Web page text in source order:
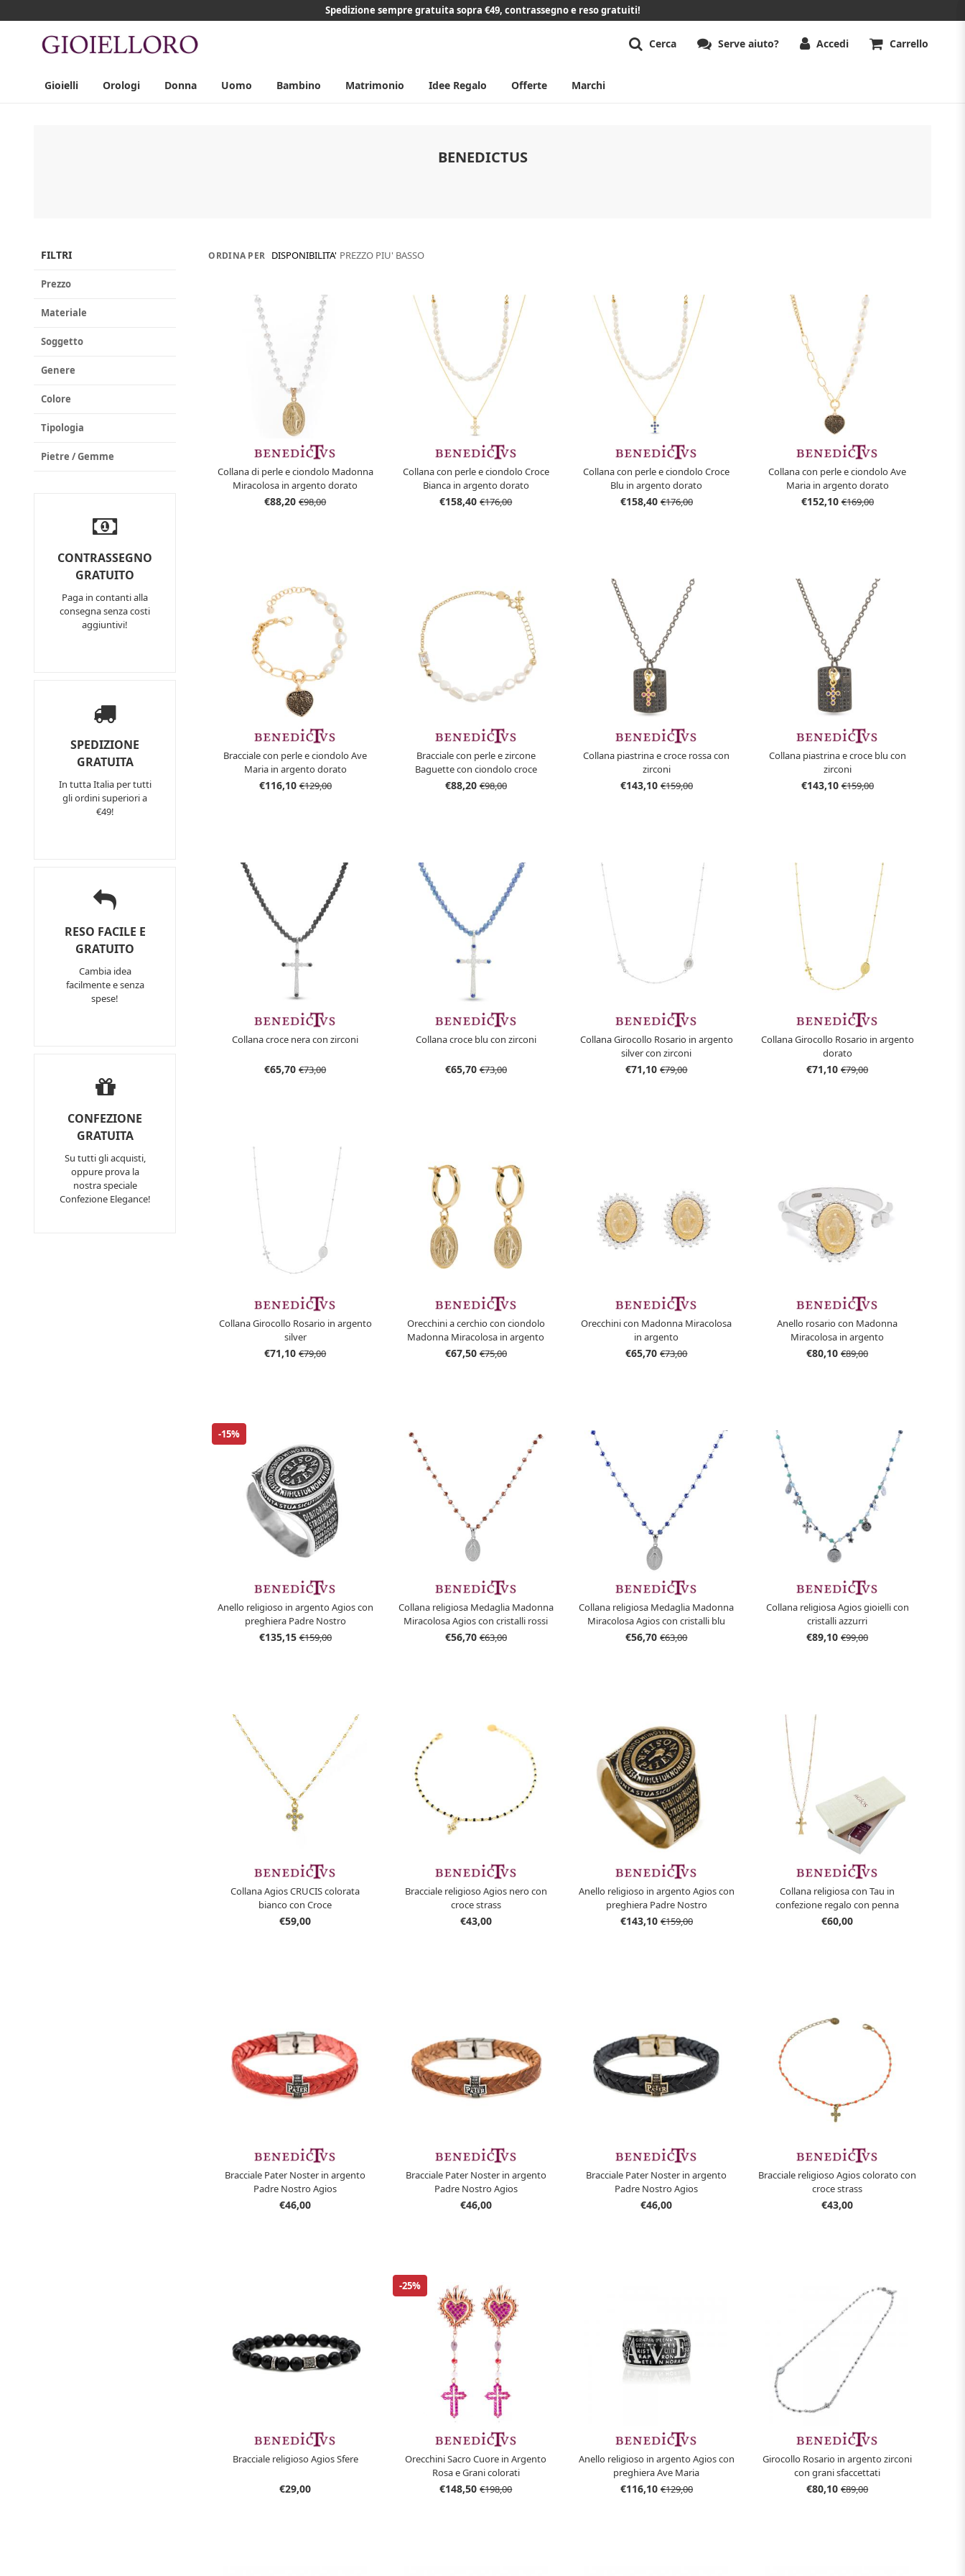
Spedizione sempre gratuita sopra €49, contrassegno e reso gratuiti!
Cerca Serve aiuto? Accedi Carrello
Gioielli Orologi Donna Uomo Bambino Matrimonio Idee Regalo Offerte Marchi
BENEDICTUS
FILTRI
Prezzo
Materiale
Soggetto
Genere
Colore
Tipologia
Pietre / Gemme
CONTRASSEGNO
GRATUITO
Paga in contanti alla
consegna senza costi
aggiuntivi!
SPEDIZIONE
GRATUITA
In tutta Italia per tutti
gli ordini superiori a
€49!
RESO FACILE E
GRATUITO
Cambia idea
facilmente e senza
spese!
CONFEZIONE
GRATUITA
Su tutti gli acquisti,
oppure prova la
nostra speciale
Confezione Elegance!
ORDINA PER DISPONIBILITA' PREZZO PIU' BASSO
Collana di perle e ciondolo Madonna
Miracolosa in argento dorato
€88,20€98,00
Collana con perle e ciondolo Croce
Bianca in argento dorato
€158,40€176,00
Collana con perle e ciondolo Croce
Blu in argento dorato
€158,40 €176,00
Collana con perle e ciondolo Ave
Maria in argento dorato
€152,10€169,00
Bracciale con perle e ciondolo Ave
Maria in argento dorato
€116,10€129,00
Bracciale con perle e zircone
Baguette con ciondolo croce
€88,20€98,00
Collana piastrina e croce rossa con
zirconi
€143,10 €159,00
Collana piastrina e croce blu con
zirconi
€143,10€159,00
Collana croce nera con zirconi
€65,70€73,00
Collana croce blu con zirconi
€65,70€73,00
Collana Girocollo Rosario in argento
silver con zirconi
€71,10€79,00
Collana Girocollo Rosario in argento
dorato
€71,10€79,00
Collana Girocollo Rosario in argento
silver
€71,10€79,00
Orecchini a cerchio con ciondolo
Madonna Miracolosa in argento
dorato
€67,50€75,00
Orecchini con Madonna Miracolosa
in argento
€65,70€73,00
Anello rosario con Madonna
Miracolosa in argento
€80,10€89,00
-15%
Anello religioso in argento Agios con
preghiera Padre Nostro
€135,15€159,00
Collana religiosa Medaglia Madonna
Miracolosa Agios con cristalli rossi
€56,70€63,00
Collana religiosa Medaglia Madonna
Miracolosa Agios con cristalli blu
€56,70€63,00
Collana religiosa Agios gioielli con
cristalli azzurri
€89,10€99,00
Collana Agios CRUCIS colorata
bianco con Croce
€59,00
Bracciale religioso Agios nero con
croce strass
€43,00
Anello religioso in argento Agios con
preghiera Padre Nostro
€143,10 €159,00
Collana religiosa con Tau in
confezione regalo con penna
€60,00
Bracciale Pater Noster in argento
Padre Nostro Agios
€46,00
Bracciale Pater Noster in argento
Padre Nostro Agios
€46,00
Bracciale Pater Noster in argento
Padre Nostro Agios
€46,00
Bracciale religioso Agios colorato con
croce strass
€43,00
Bracciale religioso Agios Sfere
€29,00
-25%
Orecchini Sacro Cuore in Argento
Rosa e Grani colorati
€148,50€198,00
Anello religioso in argento Agios con
preghiera Ave Maria
€116,10 €129,00
Girocollo Rosario in argento zirconi
con grani sfaccettati
€80,10€89,00